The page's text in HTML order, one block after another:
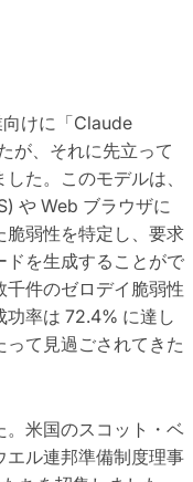
けに「Claude
が、それに先立って
た。このモデルは、
や Web ブラウザに
脆弱性を特定し、要求
ドを生成することがで
千件のゼロデイ脆弱性
功率は 72.4% に達し
て見過ごされてきた
。米国のスコット・ベ
エル連邦準備制度理事